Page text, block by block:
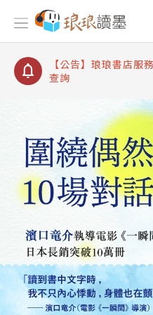
【公告】琅琅讀墨書
【公告】琅琅讀墨 3
【公告】琅琅書店服
查詢
【公告】琅琅讀墨數